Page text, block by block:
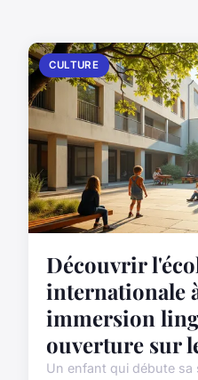
CULTURE
Découvrir
internationale
immersion
ouverture sur
Un enfant qui débute sa